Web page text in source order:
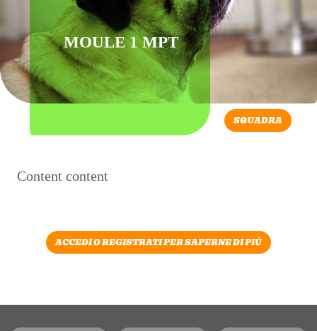
MOULE 1 MPT
SQUADRA
Content content
ACCEDI O REGISTRATI PER SAPERNE DI PIÙ